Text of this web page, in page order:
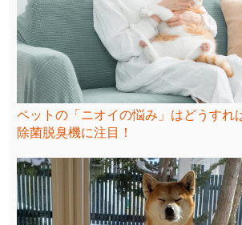
ペットの「ニオイの悩み」はどうすれ
除菌脱臭機に注目！